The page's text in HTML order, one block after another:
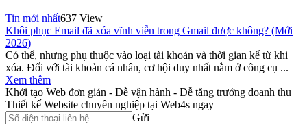
Tin mới nhất637 View
Khôi phục Email đã xóa vĩnh viễn trong Gmail được không? (Mới
2026)
Có thể, nhưng phụ thuộc vào loại tài khoản và thời gian kể từ khi
xóa. Đối với tài khoản cá nhân, cơ hội duy nhất nằm ở công cụ ...
Xem thêm
Khởi tạo Web đơn giản - Dễ vận hành - Dễ tăng trưởng doanh thu
Thiết kế Website chuyên nghiệp tại Web4s ngay
Gửi